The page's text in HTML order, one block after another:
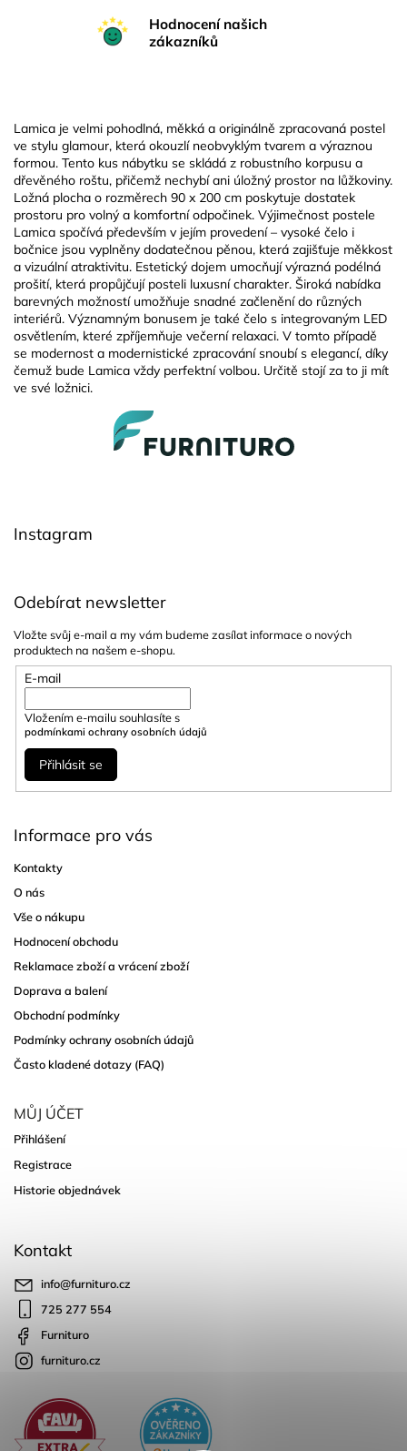
Hodnocení našich
zákazníků
Lamica je velmi pohodlná, měkká a originálně zpracovaná postel
ve stylu glamour, která okouzlí neobvyklým tvarem a výraznou
formou. Tento kus nábytku se skládá z robustního korpusu a
dřevěného roštu, přičemž nechybí ani úložný prostor na lůžkoviny.
Ložná plocha o rozměrech 90 x 200 cm poskytuje dostatek
prostoru pro volný a komfortní odpočinek. Výjimečnost postele
Lamica spočívá především v jejím provedení – vysoké čelo i
bočnice jsou vyplněny dodatečnou pěnou, která zajišťuje měkkost
a vizuální atraktivitu. Estetický dojem umocňují výrazná podélná
prošití, která propůjčují posteli luxusní charakter. Široká nabídka
barevných možností umožňuje snadné začlenění do různých
interiérů. Významným bonusem je také čelo s integrovaným LED
osvětlením, které zpříjemňuje večerní relaxaci. V tomto případě
se modernost a modernistické zpracování snoubí s elegancí, díky
čemuž bude Lamica vždy perfektní volbou. Určitě stojí za to ji mít
ve své ložnici.
Instagram
Odebírat newsletter
Vložte svůj e-mail a my vám budeme zasílat informace o nových
produktech na našem e-shopu.
E-mail
Vložením e-mailu souhlasíte s
podmínkami ochrany osobních údajů
Přihlásit se
Informace pro vás
Kontakty
O nás
Vše o nákupu
Hodnocení obchodu
Reklamace zboží a vrácení zboží
Doprava a balení
Obchodní podmínky
Podmínky ochrany osobních údajů
Často kladené dotazy (FAQ)
MŮJ ÚČET
Přihlášení
Registrace
Historie objednávek
Kontakt
info@furnituro.cz
725 277 554
Furnituro
furnituro.cz